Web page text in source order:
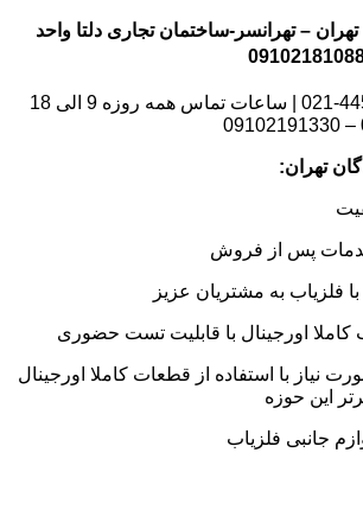
– تهرانسر-ساختمان تجاری دلتا واحد
تهران:
فلزیاب به مشتریان عزیز
کاملا اورجینال با قابلیت تست حضوری
نیاز با استفاده از قطعات کاملا اورجینال
این حوزه
جانبی فلزیاب